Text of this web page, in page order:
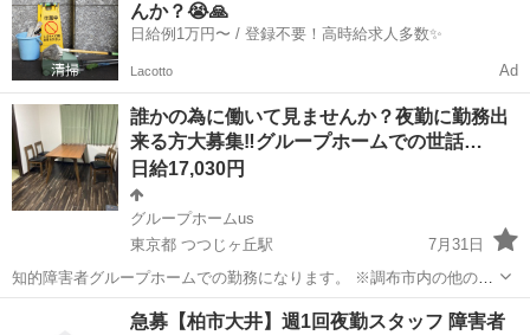
んか？😭🙏
日給例1万円〜 / 登録不要！高時給求人多数✨
Lacotto Ad
誰かの為に働いて見ませんか？夜勤に勤務出
来る方大募集‼️グループホームでの世話…
日給17,030円
グループホームus
東京都 つつじヶ丘駅
7月31日
知的障害者グループホームでの勤務になります。 ※調布市内の他の地
域で新たにグループホームを開設予定です。ご興味がある方はお気軽
にお問い合わせください！ ・週1回からの勤務可能です！ ・知的障害
つつじヶ丘駅 福祉 世話人
急募【柏市大井】週1回夜勤スタッフ 障害者